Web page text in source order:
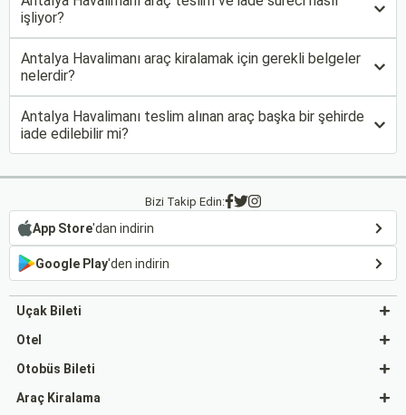
işliyor?
Antalya Havalimanı araç kiralamak için gerekli belgeler
nelerdir?
Antalya Havalimanı teslim alınan araç başka bir şehirde
iade edilebilir mi?
Bizi Takip Edin:
App Store'dan indirin
Google Play'den indirin
Uçak Bileti
Otel
Otobüs Bileti
Araç Kiralama